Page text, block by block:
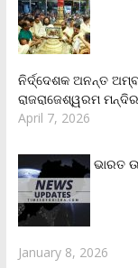
ନିର୍ଦ୍ଦେଶକ ଅନନ୍ତ
ରାଜରାଜେଶ୍ୱରମ
April 7, 2026
ଭାରତ
January 8, 2026